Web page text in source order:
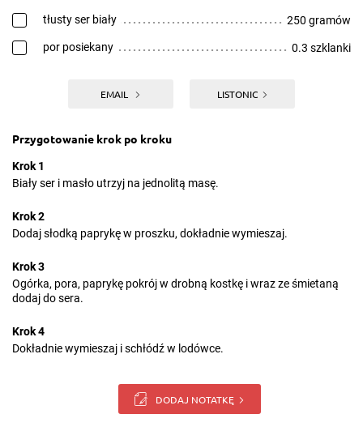
tłusty ser biały 250 gramów
por posiekany 0.3 szklanki
EMAIL LISTONIC
Przygotowanie krok po kroku
Krok 1
Biały ser i masło utrzyj na jednolitą masę.
Krok 2
Dodaj słodką paprykę w proszku, dokładnie wymieszaj.
Krok 3
Ogórka, pora, paprykę pokrój w drobną kostkę i wraz ze śmietaną
dodaj do sera.
Krok 4
Dokładnie wymieszaj i schłódź w lodówce.
DODAJ NOTATKĘ